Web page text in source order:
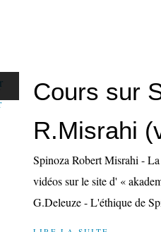
Cours sur
R.Misrahi
Spinoza Robert Misrahi -
vidéos sur le site d' «
G.Deleuze - L'éthique de